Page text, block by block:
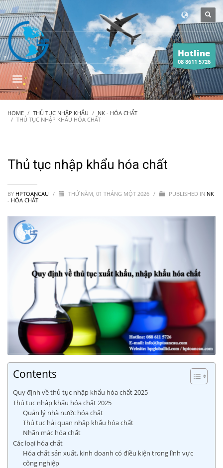
Hotline
08 8611 5726
HOME THỦ TỤC NHẬP KHẨU
NK - HÓA CHẤT
THỦ TỤC NHẬP KHẨU HÓA CHẤT
Thủ tục nhập khẩu hóa chất
BY HPTOANCAU / THỨ NĂM, 01 THÁNG MỘT 2026 / PUBLISHED IN NK
- HÓA CHẤT
Contents
Quy định về thủ tục nhập khẩu hóa chất 2025
Thủ tục nhập khẩu hóa chất 2025
Quản lý nhà nước hóa chất
Thủ tục hải quan nhập khẩu hóa chất
Nhãn mác hóa chất
Các loại hóa chất
Hóa chất sản xuất, kinh doanh có điều kiện trong lĩnh vực
công nghiệp